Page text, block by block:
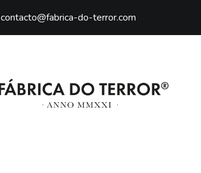
contacto@fabrica-do-terror.com